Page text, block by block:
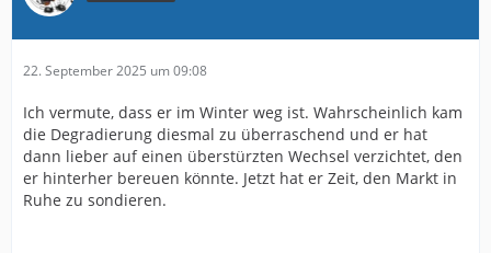
22. September 2025 um 09:08
Ich vermute, dass er im Winter weg ist. Wahrscheinlich kam
die Degradierung diesmal zu überraschend und er hat
dann lieber auf einen überstürzten Wechsel verzichtet, den
er hinterher bereuen könnte. Jetzt hat er Zeit, den Markt in
Ruhe zu sondieren.